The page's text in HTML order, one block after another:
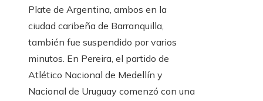
Plate de Argentina, ambos en la
ciudad caribeña de Barranquilla,
también fue suspendido por varios
minutos. En Pereira, el partido de
Atlético Nacional de Medellín y
Nacional de Uruguay comenzó con una